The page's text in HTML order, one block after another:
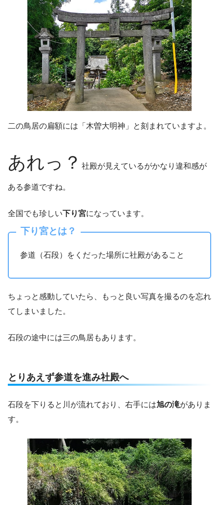
二の鳥居の扁額には「木曽大明神」と刻まれていますよ。
あれっ？ 社殿が見えているがかなり違和感が
ある参道ですね。
全国でも珍しい下り宮になっています。
下り宮とは？
参道（石段）をくだった場所に社殿があること
ちょっと感動していたら、もっと良い写真を撮るのを忘れ
てしまいました。
石段の途中には三の鳥居もあります。
とりあえず参道を進み社殿へ
石段を下りると川が流れており、右手には旭の滝がありま
す。